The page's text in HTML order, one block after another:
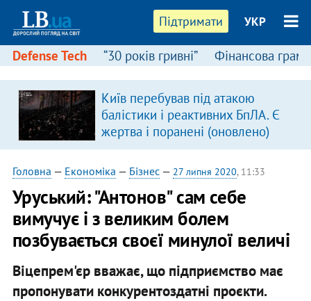
Підтримати УКР
Defense Tech “30 років гривні” Фінансова
Київ перебував під атакою
балістики і реактивних БпЛА. Є
жертва і поранені (оновлено)
Головна — Економіка — Бізнес— 27 липня 2020, 11:33
Уруський: "Антонов" сам себе
вимучує і з великим болем
позбувається своєї минулої величі
Віцепрем'єр вважає, що підприємство має
пропонувати конкурентоздатні проєкти.